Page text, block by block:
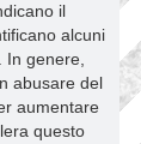
il
alcuni
In genere,
abusare del
aumentare
questo